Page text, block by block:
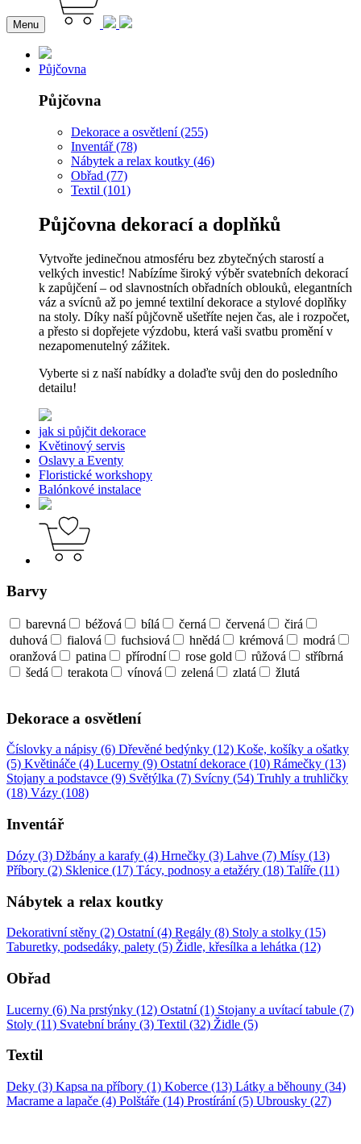
Menu
Půjčovna
Půjčovna
Dekorace a osvětlení (255)
Inventář (78)
Nábytek a relax koutky (46)
Obřad (77)
Textil (101)
Půjčovna dekorací a doplňků
Vytvořte jedinečnou atmosféru bez zbytečných starostí a
velkých investic! Nabízíme široký výběr svatebních dekorací
k zapůjčení – od slavnostních obřadních oblouků, elegantních
váz a svícnů až po jemné textilní dekorace a stylové doplňky
na stoly. Díky naší půjčovně ušetříte nejen čas, ale i rozpočet,
a přesto si dopřejete výzdobu, která vaši svatbu promění v
nezapomenutelný zážitek.
Vyberte si z naší nabídky a dolaďte svůj den do posledního
detailu!
jak si půjčit dekorace
Květinový servis
Oslavy a Eventy
Floristické workshopy
Balónkové instalace
Barvy
barevná béžová bílá černá červená
čirá
duhová
fialová fuchsiová hnědá krémová
modrá
oranžová
patina přírodní rose gold růžová
stříbrná
šedá
terakota vínová zelená zlatá žlutá
Dekorace a osvětlení
Číslovky a nápisy (6) Dřevěné bedýnky (12) Koše, košíky a ošatky
(5) Květináče (4) Lucerny (9) Ostatní dekorace (10) Rámečky (13)
Stojany a podstavce (9) Světýlka (7) Svícny (54) Truhly a truhličky
(18) Vázy (108)
Inventář
Dózy (3) Džbány a karafy (4) Hrnečky (3) Lahve (7) Mísy (13)
Příbory (2) Sklenice (17) Tácy, podnosy a etažéry (18) Talíře (11)
Nábytek a relax koutky
Dekorativní stěny (2) Ostatní (4) Regály (8) Stoly a stolky (15)
Taburetky, podsedáky, palety (5) Židle, křesílka a lehátka (12)
Obřad
Lucerny (6) Na prstýnky (12) Ostatní (1) Stojany a uvítací tabule (7)
Stoly (11) Svatební brány (3) Textil (32) Židle (5)
Textil
Deky (3) Kapsa na příbory (1) Koberce (13) Látky a běhouny (34)
Macrame a lapače (4) Polštáře (14) Prostírání (5) Ubrousky (27)